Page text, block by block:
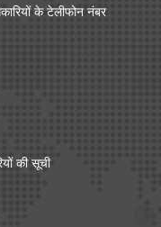
के टेलीफोन नंबर
की सूची